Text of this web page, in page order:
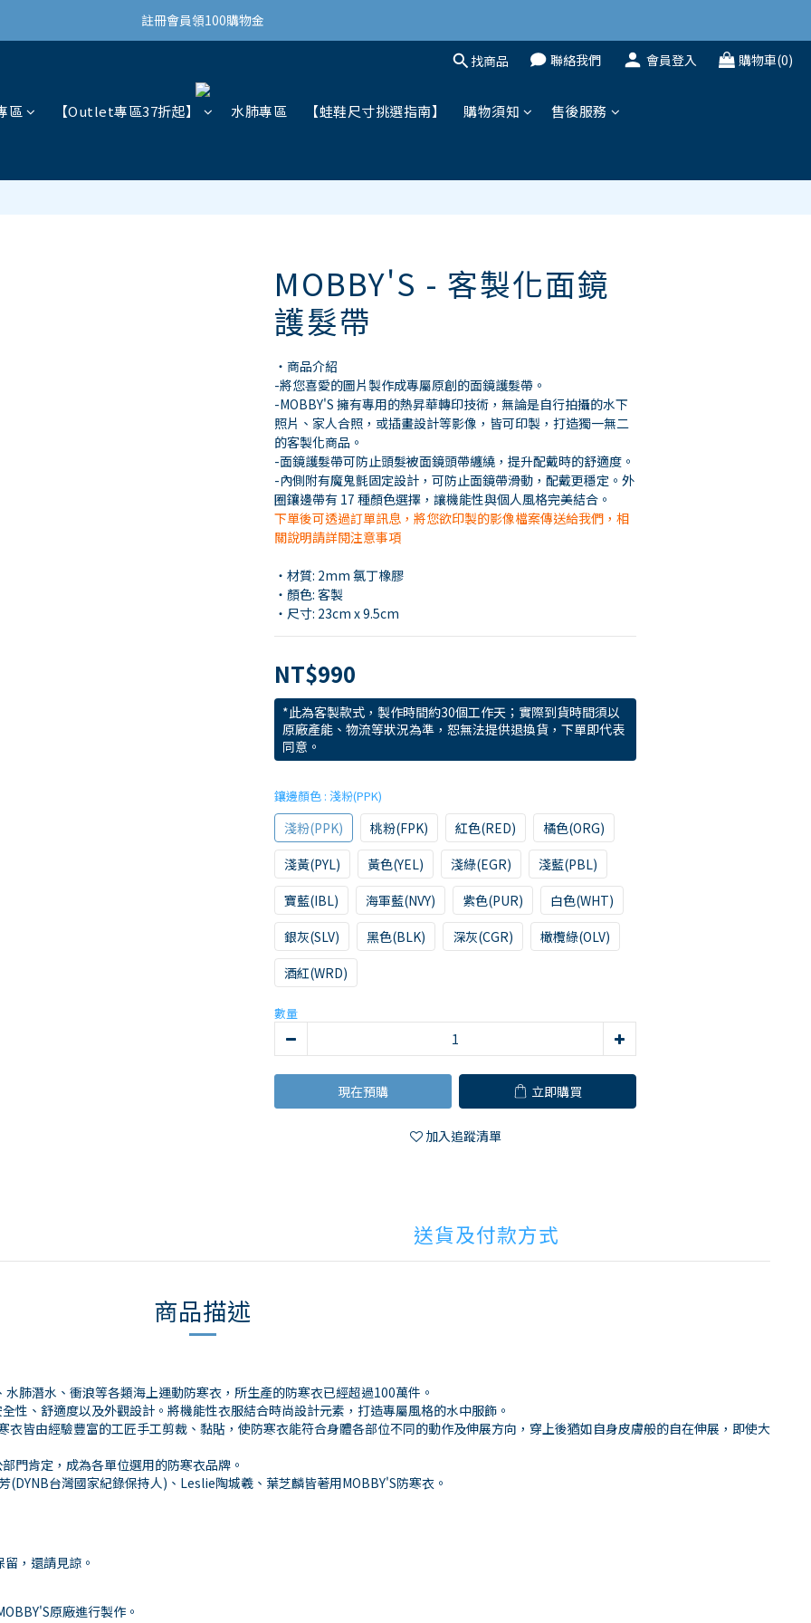
結帳滿3,000免運(限台灣)
註冊會員領100購物金
找商品 聯絡我們 會員登入 購物車(0)
區 【Outlet專區37折起】 水肺專區 【蛙鞋尺寸挑選指南】 購物須知 售後服務
MOBBY'S - 客製化面鏡
護髮帶
・商品介紹
-將您喜愛的圖片製作成專屬原創的面鏡護髮帶。
-MOBBY'S 擁有專用的熱昇華轉印技術，無論是自行拍攝的水下
照片、家人合照，或插畫設計等影像，皆可印製，打造獨一無二
的客製化商品。
-面鏡護髮帶可防止頭髮被面鏡頭帶纏繞，提升配戴時的舒適度。
-內側附有魔鬼氈固定設計，可防止面鏡帶滑動，配戴更穩定。外
圈鑲邊帶有 17 種顏色選擇，讓機能性與個人風格完美結合。
下單後可透過訂單訊息，將您欲印製的影像檔案傳送給我們，相
關說明請詳閱注意事項
・材質: 2mm 氯丁橡膠
・顏色: 客製
・尺寸: 23cm x 9.5cm
NT$990
*此為客製款式，製作時間約30個工作天；實際到貨時間須以
原廠產能、物流等狀況為準，恕無法提供退換貨，下單即代表
同意。
鑲邊顏色 : 淺粉(PPK)
淺粉(PPK) 桃粉(FPK) 紅色(RED)
橘色(ORG)
淺黃(PYL)
黃色(YEL) 淺綠(EGR)
淺藍(PBL)
寶藍(IBL)
海軍藍(NVY) 紫色(PUR)
白色(WHT)
銀灰(SLV)
黑色(BLK) 深灰(CGR)
橄欖綠(OLV)
酒紅(WRD)
數量
現在預購 立即購買
加入追蹤清單
送貨及付款方式
商品描述
肺潛水、衝浪等各類海上運動防寒衣，所生產的防寒衣已經超過100萬件。
性、舒適度以及外觀設計。將機能性衣服結合時尚設計元素，打造專屬風格的水中服飾。
衣皆由經驗豐富的工匠手工剪裁、黏貼，使防寒衣能符合身體各部位不同的動作及伸展方向，穿上後猶如自身皮膚般的自在伸展，即使大
門肯定，成為各單位選用的防寒衣品牌。
台灣國家紀錄保持人)、Leslie陶城羲、葉芝麟皆著用MOBBY'S防寒衣。
，還請見諒。
原廠進行製作。
立即購買